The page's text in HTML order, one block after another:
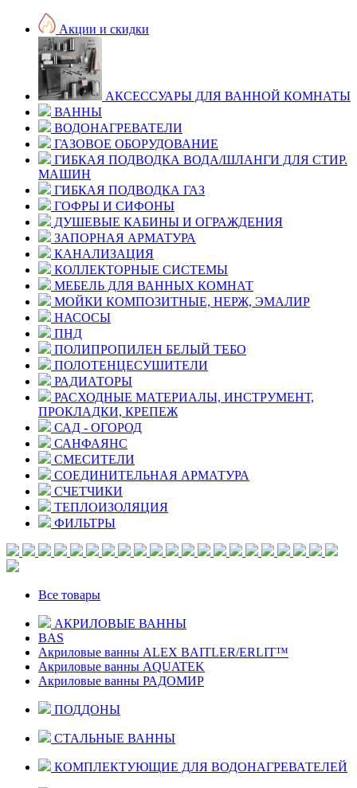
Акции и скидки
АКСЕССУАРЫ ДЛЯ ВАННОЙ КОМНАТЫ
ВАННЫ
ВОДОНАГРЕВАТЕЛИ
ГАЗОВОЕ ОБОРУДОВАНИЕ
ГИБКАЯ ПОДВОДКА ВОДА/ШЛАНГИ ДЛЯ СТИР.
МАШИН
ГИБКАЯ ПОДВОДКА ГАЗ
ГОФРЫ И СИФОНЫ
ДУШЕВЫЕ КАБИНЫ И ОГРАЖДЕНИЯ
ЗАПОРНАЯ АРМАТУРА
КАНАЛИЗАЦИЯ
КОЛЛЕКТОРНЫЕ СИСТЕМЫ
МЕБЕЛЬ ДЛЯ ВАННЫХ КОМНАТ
МОЙКИ КОМПОЗИТНЫЕ, НЕРЖ, ЭМАЛИР
НАСОСЫ
ПНД
ПОЛИПРОПИЛЕН БЕЛЫЙ ТЕБО
ПОЛОТЕНЦЕСУШИТЕЛИ
РАДИАТОРЫ
РАСХОДНЫЕ МАТЕРИАЛЫ, ИНСТРУМЕНТ,
ПРОКЛАДКИ, КРЕПЕЖ
САД - ОГОРОД
САНФАЯНС
СМЕСИТЕЛИ
СОЕДИНИТЕЛЬНАЯ АРМАТУРА
СЧЕТЧИКИ
ТЕПЛОИЗОЛЯЦИЯ
ФИЛЬТРЫ
Все товары
АКРИЛОВЫЕ ВАННЫ
BAS
Акриловые ванны ALEX BAITLER/ERLIT™
Акриловые ванны AQUATEK
Акриловые ванны РАДОМИР
ПОДДОНЫ
СТАЛЬНЫЕ ВАННЫ
КОМПЛЕКТУЮЩИЕ ДЛЯ ВОДОНАГРЕВАТЕЛЕЙ